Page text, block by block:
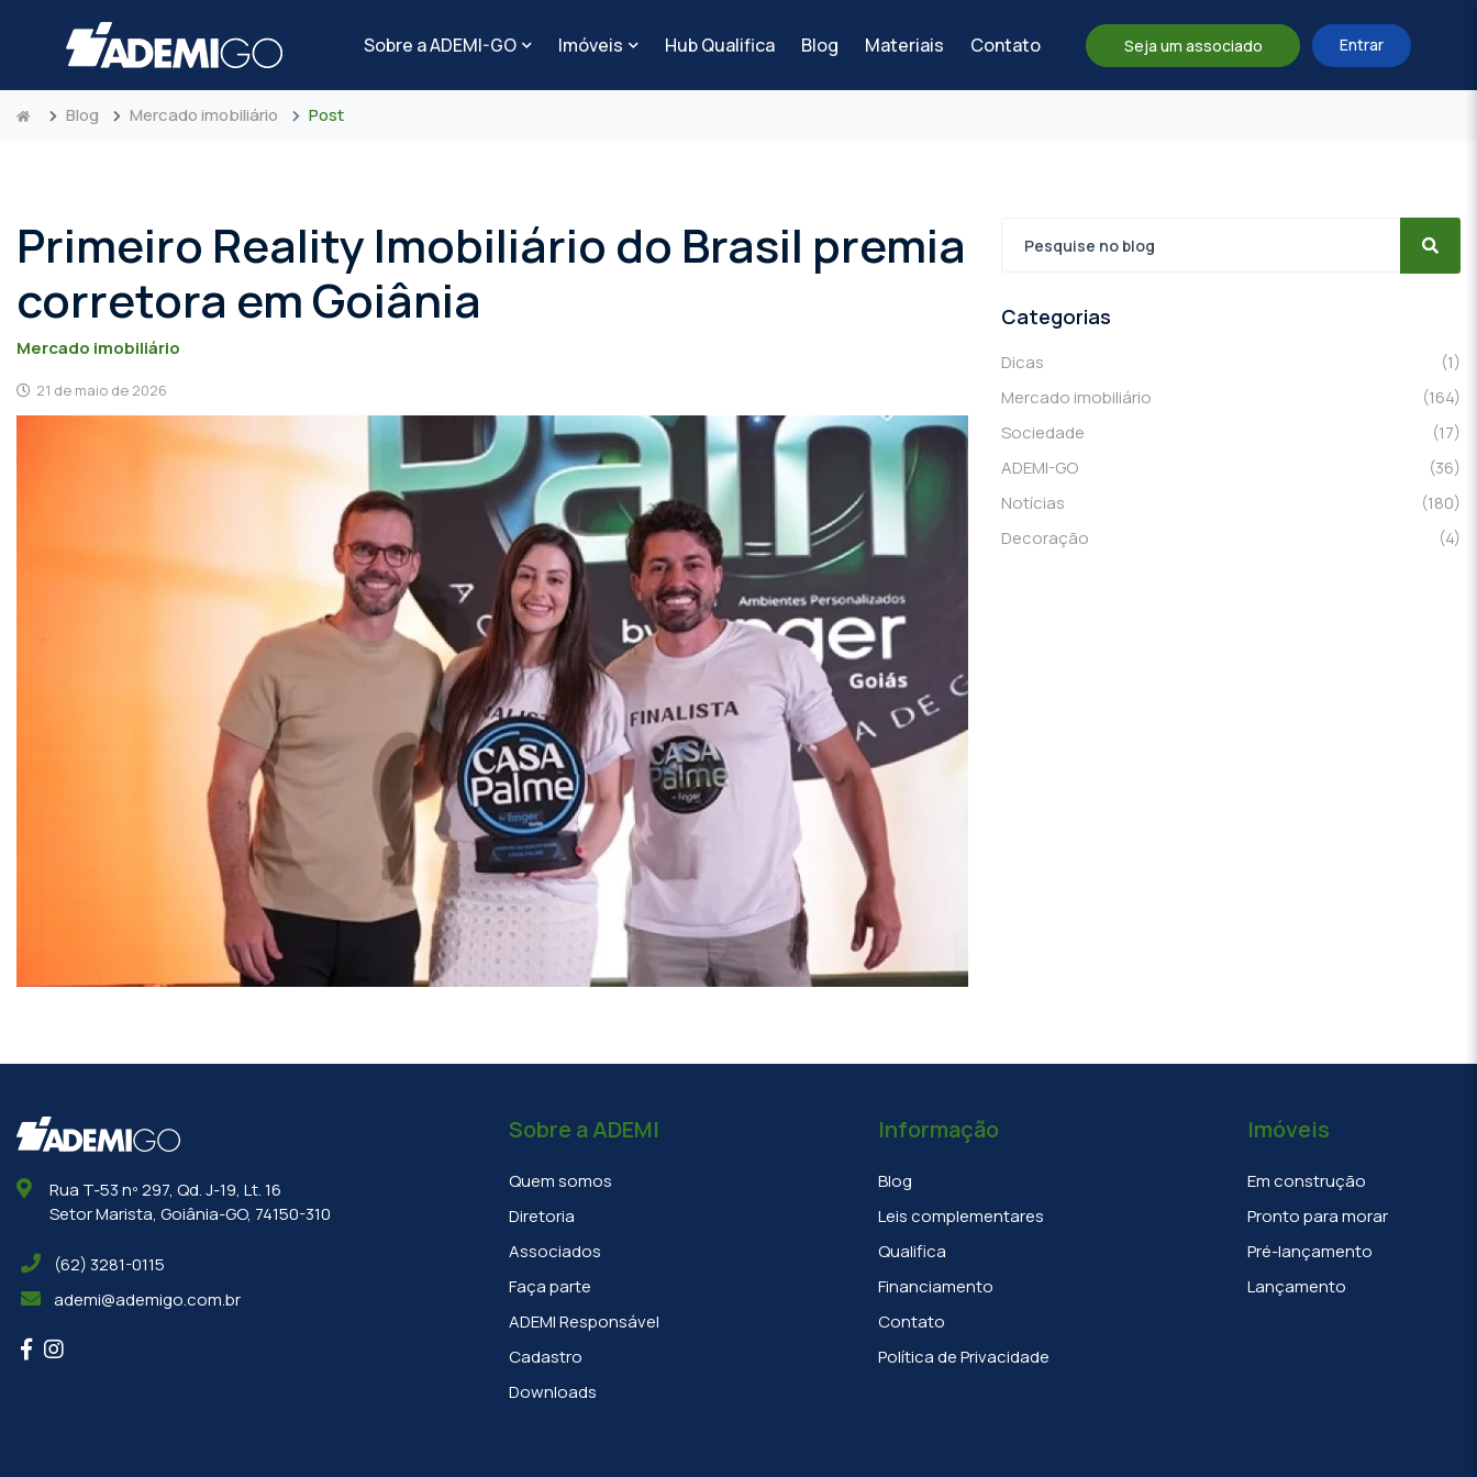
Sobre a ADEMI-GO Imóveis Hub Qualifica Blog Materiais Contato Seja um associado Entrar
Blog Mercado imobiliário Post
Primeiro Reality Imobiliário do Brasil premia
corretora em Goiânia
Mercado imobiliário
21 de maio de 2026
Categorias
Dicas
(1)
Mercado imobiliário
(164)
Sociedade
(17)
ADEMI-GO
(36)
Notícias
(180)
Decoração
(4)
Rua T-53 nº 297, Qd. J-19, Lt. 16
Setor Marista, Goiânia-GO, 74150-310
(62) 3281-0115
ademi@ademigo.com.br
Sobre a ADEMI
Quem somos
Diretoria
Associados
Faça parte
ADEMI Responsável
Cadastro
Downloads
Informação
Blog
Leis complementares
Qualifica
Financiamento
Contato
Política de Privacidade
Imóveis
Em construção
Pronto para morar
Pré-lançamento
Lançamento